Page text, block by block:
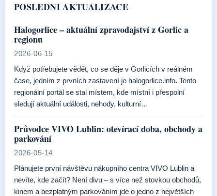
POSLEDNI AKTUALIZACE
Halogorlice – aktuální zpravodajství z Gorlic a
regionu
2026-06-15
Když potřebujete vědět, co se děje v Gorlicích v reálném
čase, jedním z prvních zastavení je halogorlice.info. Tento
regionální portál se stal místem, kde místní i přespolní
sledují aktuální události, nehody, kulturní…
Průvodce VIVO Lublin: otevírací doba, obchody a
parkování
2026-05-14
Plánujete první návštěvu nákupního centra VIVO Lublin a
nevíte, kde začít? Není divu – s více než stovkou obchodů,
kinem a bezplatným parkováním jde o jedno z největších